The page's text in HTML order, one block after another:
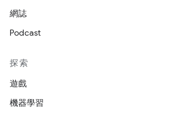
網誌
Podcast
探索
遊戲
機器學習